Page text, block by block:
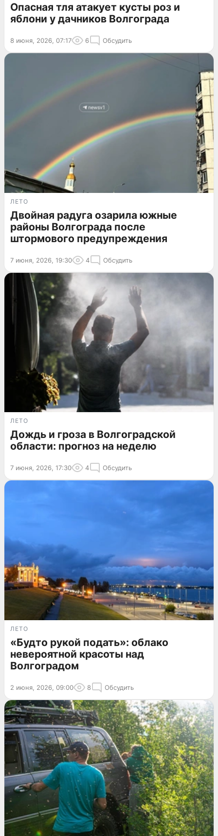
Опасная тля атакует кусты роз и
яблони у дачников Волгограда
8 июня, 2026, 07:17 6 Обсудить
ЛЕТО
Двойная радуга озарила южные
районы Волгограда после
штормового предупреждения
7 июня, 2026, 19:30 4 Обсудить
ЛЕТО
Дождь и гроза в Волгоградской
области: прогноз на неделю
7 июня, 2026, 17:30 4 Обсудить
ЛЕТО
«Будто рукой подать»: облако
невероятной красоты над
Волгоградом
2 июня, 2026, 09:00 8 Обсудить